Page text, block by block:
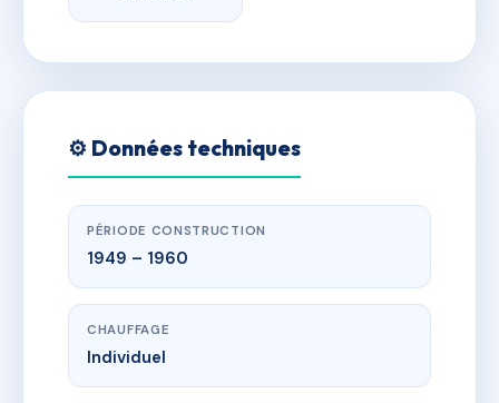
⚙️ Données techniques
PÉRIODE CONSTRUCTION
1949 – 1960
CHAUFFAGE
Individuel